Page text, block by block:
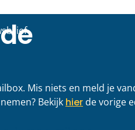
in Groningen
>
2026